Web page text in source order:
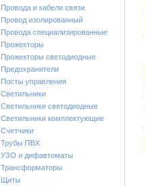
Провода и кабели связи
Провод изолированный
Провода специализированные
Прожекторы
Прожекторы светодиодные
Предохранители
Посты управления
Светильники
Светильники светодиодные
Светильники комплектующие
Счетчики
Трубы ПВХ
УЗО и дифавтоматы
Трансформаторы
Щиты